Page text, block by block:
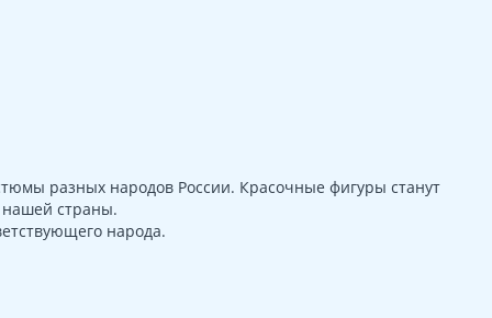
разных народов России. Красочные фигуры станут
нашей страны.
народа.